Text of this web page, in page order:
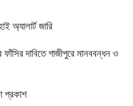
অ্যালার্ট জারি
দাবিতে গাজীপুরে মানববন্ধন ও
প্রকাশ